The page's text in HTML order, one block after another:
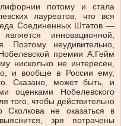
потому и стала
лауреатов, что вся
Соединенных Штатов —
инновационной,
Поэтому неудивительно,
премии А.Гейм
нисколько не интересен,
и вообще в России ему,
Сказано, может быть, и
оценками Нобелевского
того, чтобы действительно
не оказаться в
зря потрачены